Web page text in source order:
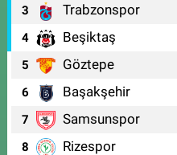
3 Trabzonspor
4 Beşiktaş
5 Göztepe
6 Başakşehir
7 Samsunspor
8 Rizespor